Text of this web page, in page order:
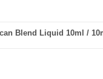
Blend Liquid 10ml /